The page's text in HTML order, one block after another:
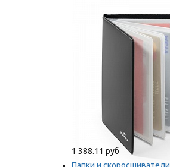
Мы рекомендуем
1 388.11 руб